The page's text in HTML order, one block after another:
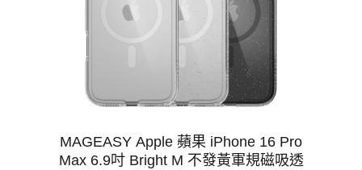
MAGEASY Apple 蘋果 iPhone 16 Pro
Max 6.9吋 Bright M 不發黃軍規磁吸透